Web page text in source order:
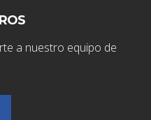
a nuestro equipo de